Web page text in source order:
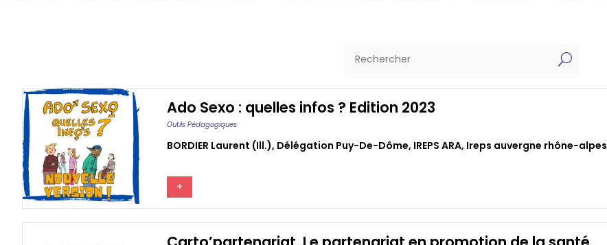
U
Ado Sexo : quelles infos ? Edition 2023
Outils Pédagogiques
BORDIER Laurent (ill.), Délégation Puy-De-Dôme, IREPS ARA, Ireps auvergne rhône-alpes
+